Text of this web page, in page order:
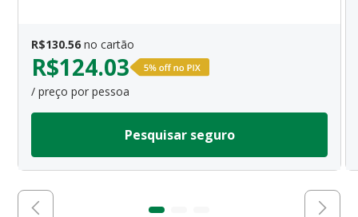
R$130.56 no cartão
R$124.03
/ preço por pessoa
Pesquisar seguro